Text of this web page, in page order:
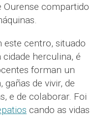
Ourense compartido
este centro, situado
cidade herculina, é
forman un
de vivir, de
e de colaborar. Foi
cando as vidas